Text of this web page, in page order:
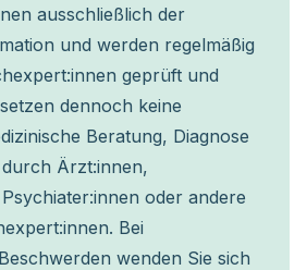
ausschließlich der
und werden regelmäßig
geprüft und
dennoch keine
Beratung, Diagnose
Ärzt:innen,
oder andere
Bei
wenden Sie sich